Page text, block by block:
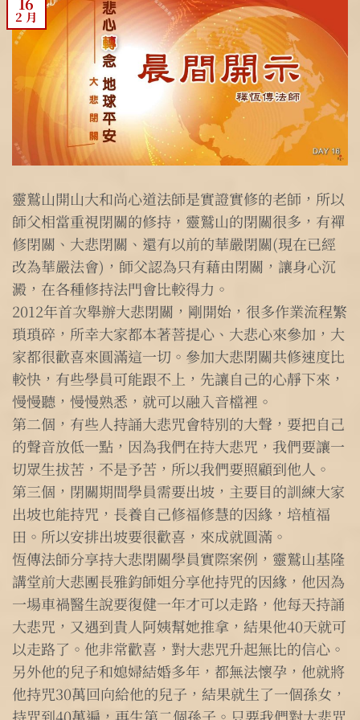
2 月
靈鷲山開山大和尚心道法師是實證實修的老師，所以
師父相當重視閉關的修持，靈鷲山的閉關很多，有禪
修閉關、大悲閉關、還有以前的華嚴閉關(現在已經
改為華嚴法會)，師父認為只有藉由閉關，讓身心沉
澱，在各種修持法門會比較得力。
2012年首次舉辦大悲閉關，剛開始，很多作業流程繁
瑣瑣碎，所幸大家都本著菩提心、大悲心來參加，大
家都很歡喜來圓滿這一切。參加大悲閉關共修速度比
較快，有些學員可能跟不上，先讓自己的心靜下來，
慢慢聽，慢慢熟悉，就可以融入音檔裡。
第二個，有些人持誦大悲咒會特別的大聲，要把自己
的聲音放低一點，因為我們在持大悲咒，我們要讓一
切眾生拔苦，不是予苦，所以我們要照顧到他人。
第三個，閉關期間學員需要出坡，主要目的訓練大家
出坡也能持咒，長養自己修福修慧的因緣，培植福
田。所以安排出坡要很歡喜，來成就圓滿。
恆傳法師分享持大悲閉關學員實際案例，靈鷲山基隆
講堂前大悲團長雅鈞師姐分享他持咒的因緣，他因為
一場車禍醫生說要復健一年才可以走路，他每天持誦
大悲咒，又遇到貴人阿姨幫她推拿，結果他40天就可
以走路了。他非常歡喜，對大悲咒升起無比的信心。
另外他的兒子和媳婦結婚多年，都無法懷孕，他就將
他持咒30萬回向給他的兒子，結果就生了一個孫女，